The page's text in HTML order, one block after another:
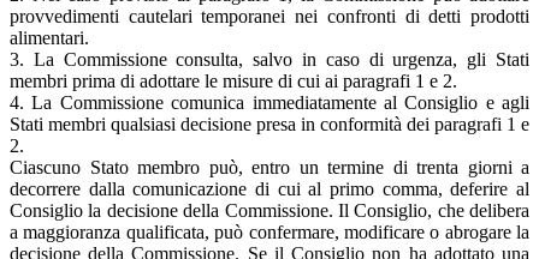
provvedimenti cautelari temporanei nei confronti di detti prodotti
alimentari.
3. La Commissione consulta, salvo in caso di urgenza, gli Stati
membri prima di adottare le misure di cui ai paragrafi 1 e 2.
4. La Commissione comunica immediatamente al Consiglio e agli
Stati membri qualsiasi decisione presa in conformità dei paragrafi 1 e
2.
Ciascuno Stato membro può, entro un termine di trenta giorni a
decorrere dalla comunicazione di cui al primo comma, deferire al
Consiglio la decisione della Commissione. Il Consiglio, che delibera
a maggioranza qualificata, può confermare, modificare o abrogare la
decisione della Commissione. Se il Consiglio non ha adottato una